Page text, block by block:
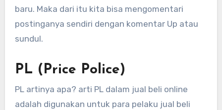
baru. Maka dari itu kita bisa mengomentari
postinganya sendiri dengan komentar Up atau
sundul.
PL (Price Police)
PL artinya apa? arti PL dalam jual beli online
adalah digunakan untuk para pelaku jual beli